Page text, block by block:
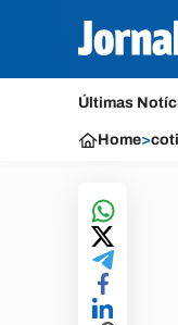
Últimas
Home>